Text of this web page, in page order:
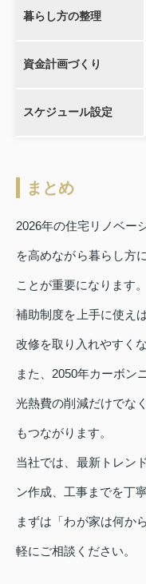
暮らし方の整理
資金計画づくり
スケジュール設定
まとめ
2026年の住宅リノベー
を高めながら暮らし方
ことが重要になります。
補助制度を上手に使え
改修を取り入れやすくな
また、2050年カーボン
光熱費の削減だけでな
もつながります。
当社では、最新トレン
ン作成、工事までを丁
まずは「わが家は何か
軽にご相談ください。